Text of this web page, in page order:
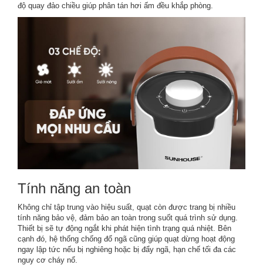
độ quay đảo chiều giúp phân tán hơi ấm đều khắp phòng.
Tính năng an toàn
Không chỉ tập trung vào hiệu suất, quạt còn được trang bị nhiều
tính năng bảo vệ, đảm bảo an toàn trong suốt quá trình sử dụng.
Thiết bị sẽ tự động ngắt khi phát hiện tình trạng quá nhiệt. Bên
cạnh đó, hệ thống chống đổ ngã cũng giúp quạt dừng hoạt động
ngay lập tức nếu bị nghiêng hoặc bị đẩy ngã, hạn chế tối đa các
nguy cơ cháy nổ.